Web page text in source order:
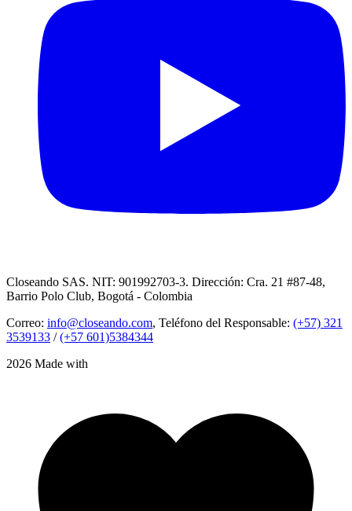
Closeando SAS. NIT: 901992703-3. Dirección: Cra. 21 #87-48,
Barrio Polo Club, Bogotá - Colombia
Correo: info@closeando.com, Teléfono del Responsable: (+57) 321
3539133 /(+57 601)5384344
2026 Made with